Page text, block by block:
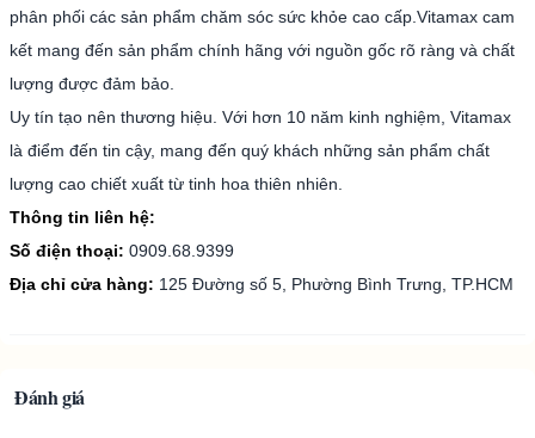
phân phối các sản phẩm chăm sóc sức khỏe cao cấp.Vitamax cam
kết mang đến sản phẩm chính hãng với nguồn gốc rõ ràng và chất
lượng được đảm bảo.
Uy tín tạo nên thương hiệu. Với hơn 10 năm kinh nghiệm, Vitamax
là điểm đến tin cậy, mang đến quý khách những sản phẩm chất
lượng cao chiết xuất từ tinh hoa thiên nhiên.
Thông tin liên hệ:
Số điện thoại: 0909.68.9399
Địa chỉ cửa hàng: 125 Đường số 5, Phường Bình Trưng, TP.HCM
Đánh giá